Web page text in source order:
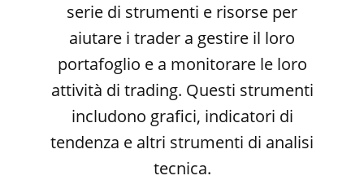
serie di strumenti e risorse per
aiutare i trader a gestire il loro
portafoglio e a monitorare le loro
attività di trading. Questi strumenti
includono grafici, indicatori di
tendenza e altri strumenti di analisi
tecnica.